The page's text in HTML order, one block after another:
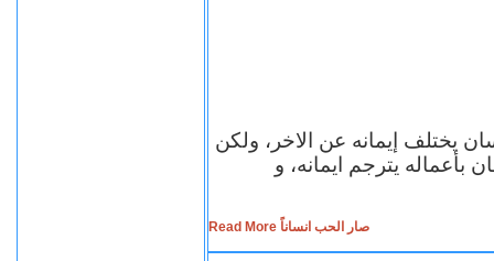
يختلف إيمانه عن الاخر، ولكن
بأعماله يترجم ايمانه، و
Read More صار الحب انساناً